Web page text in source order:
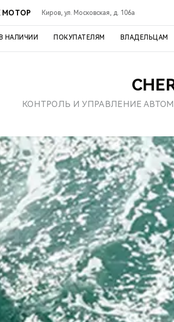
МОТОР Киров, ул. Московская, д. 106а
НАЛИЧИИ ПОКУПАТЕЛЯМ ВЛАДЕЛЬЦАМ
КОНТРОЛЬ И УПРАВЛЕНИЕ